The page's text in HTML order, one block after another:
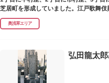
芝居町を形成していました。江戸歌舞
（1964）に跡碑が建てられました。
奥浅草エリア
弘田龍太